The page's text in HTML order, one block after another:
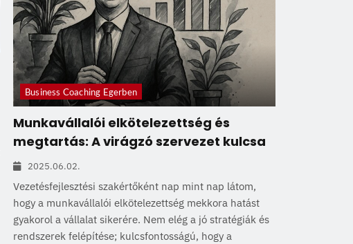
Business Coaching Egerben
Munkavállalói elkötelezettség és
megtartás: A virágzó szervezet kulcsa
2025.06.02.
Vezetésfejlesztési szakértőként nap mint nap látom,
hogy a munkavállalói elkötelezettség mekkora hatást
gyakorol a vállalat sikerére. Nem elég a jó stratégiák és
rendszerek felépítése; kulcsfontosságú, hogy a